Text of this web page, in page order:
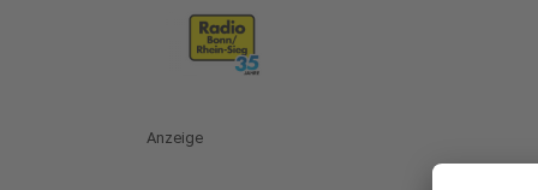
Anzeige